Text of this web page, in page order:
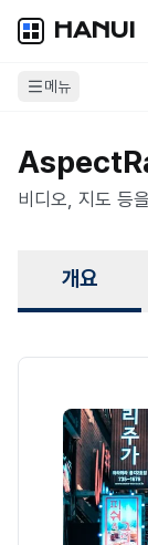
HANUI
메뉴
비디오, 지도 등
개요